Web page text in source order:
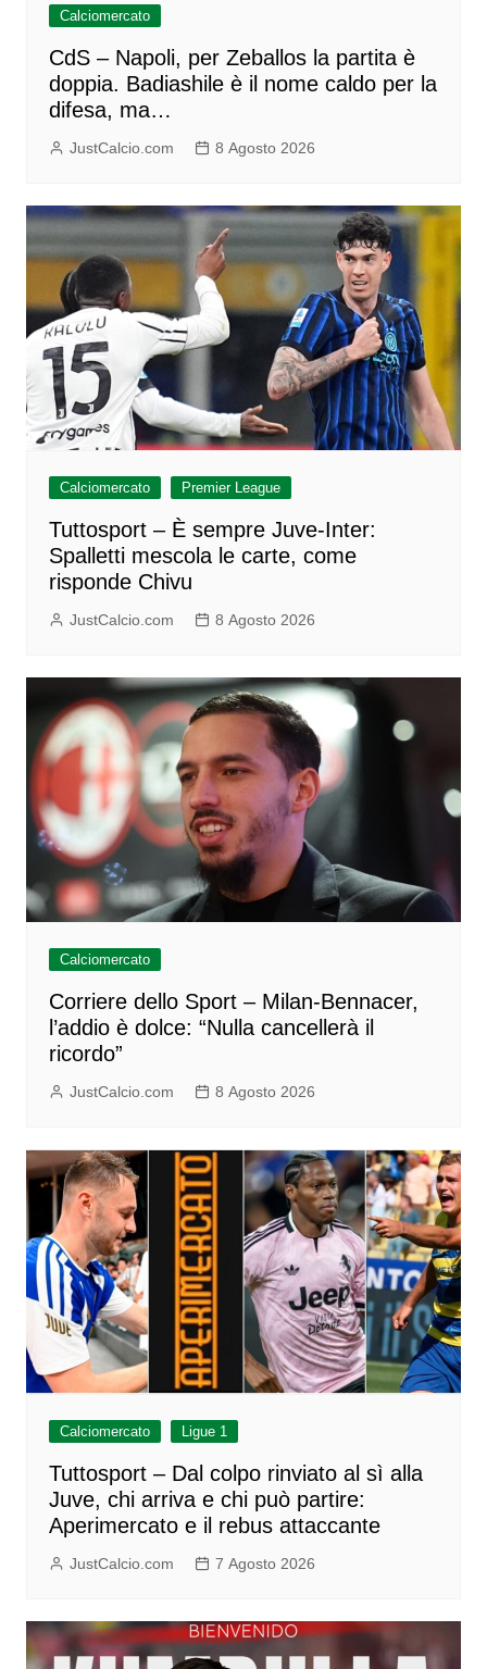
Calciomercato
CdS – Napoli, per Zeballos la partita è
doppia. Badiashile è il nome caldo per la
difesa, ma…
JustCalcio.com 8 Agosto 2026
Calciomercato Premier League
Tuttosport – È sempre Juve-Inter:
Spalletti mescola le carte, come
risponde Chivu
JustCalcio.com 8 Agosto 2026
Calciomercato
Corriere dello Sport – Milan-Bennacer,
l’addio è dolce: “Nulla cancellerà il
ricordo”
JustCalcio.com 8 Agosto 2026
Calciomercato Ligue 1
Tuttosport – Dal colpo rinviato al sì alla
Juve, chi arriva e chi può partire:
Aperimercato e il rebus attaccante
JustCalcio.com 7 Agosto 2026